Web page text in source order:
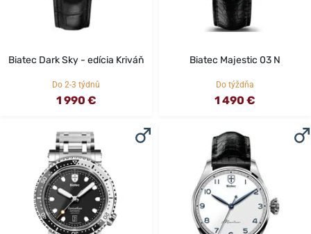
Biatec Dark Sky - edícia Kriváň
Do 2-3 týdnů
1 990 €
Biatec Majestic 03 N
Do týždňa
1 490 €